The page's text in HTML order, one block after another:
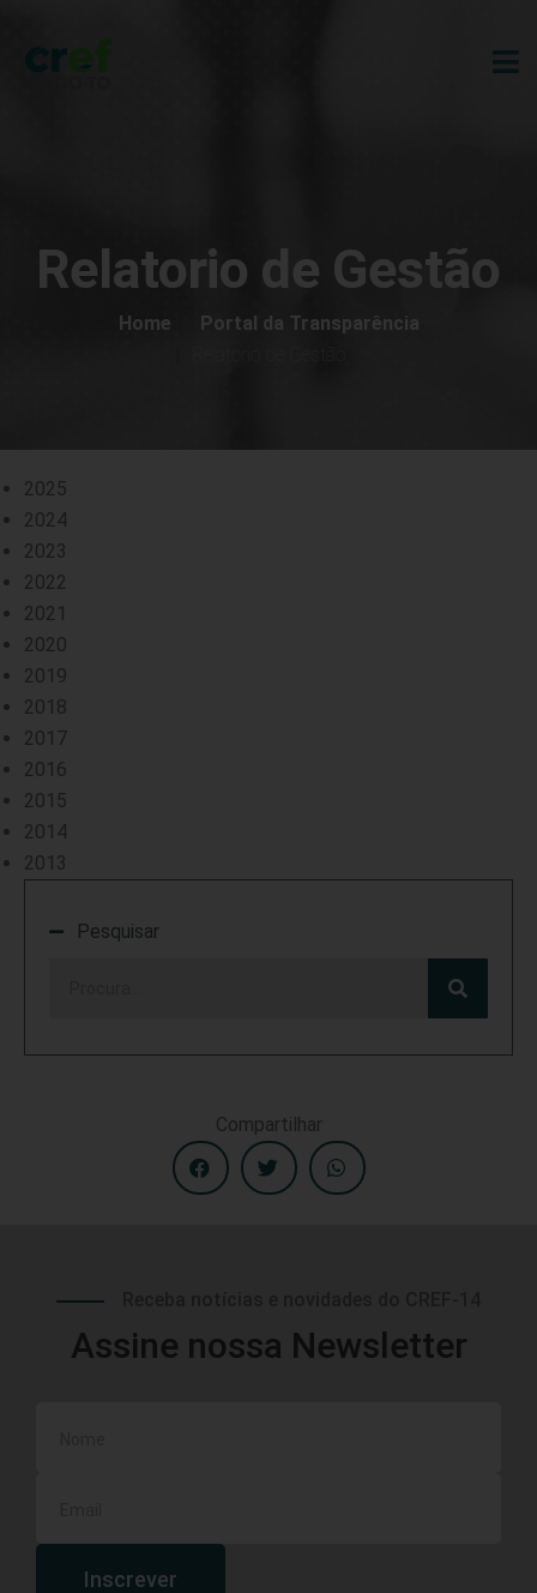
Relatorio de Gestão
Home
Portal da Transparência
2025
2024
2023
2022
2021
2020
2019
2018
2017
2016
2015
2014
2013
Pesquisar
Compartilhar
Assine nossa Newsletter
Inscrever